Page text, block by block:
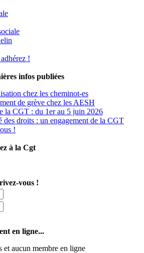
!
infos publiées
chez les cheminot-es
de grève chez les AESH
la CGT : du 1er au 5 juin 2026
des droits : un engagement de la CGT
!
à la Cgt
vous !
en ligne...
aucun membre en ligne